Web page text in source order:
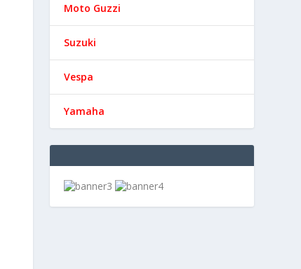
Moto Guzzi
Suzuki
Vespa
Yamaha